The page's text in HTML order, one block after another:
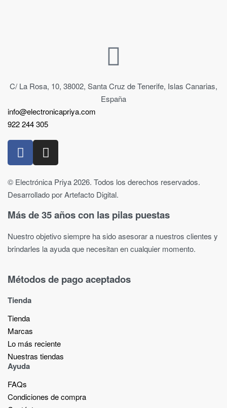
C/ La Rosa, 10, 38002, Santa Cruz de Tenerife, Islas Canarias,
España
info@electronicapriya.com
922 244 305
© Electrónica Priya 2026. Todos los derechos reservados.
Desarrollado por Artefacto Digital.
Más de 35 años con las pilas puestas
Nuestro objetivo siempre ha sido asesorar a nuestros clientes y
brindarles la ayuda que necesitan en cualquier momento.
Métodos de pago aceptados
Tienda
Tienda
Marcas
Lo más reciente​
Nuestras tiendas​
Ayuda
FAQs
Condiciones de compra